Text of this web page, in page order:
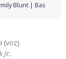
Blunt
Bas
(voz)
Jr.